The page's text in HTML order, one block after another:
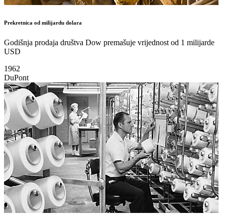
Prekretnica od milijardu dolara
Godišnja prodaja društva Dow premašuje vrijednost od 1 milijarde
USD
1962
DuPont